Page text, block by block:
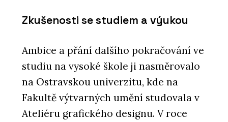
Zkušenosti se studiem a výukou
Ambice a přání dalšího pokračování ve
studiu na vysoké škole ji nasměrovalo
na Ostravskou univerzitu, kde na
Fakultě výtvarných umění studovala v
Ateliéru grafického designu. V roce